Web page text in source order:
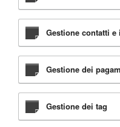
Gestione contatti
Gestione dei
Gestione dei tag